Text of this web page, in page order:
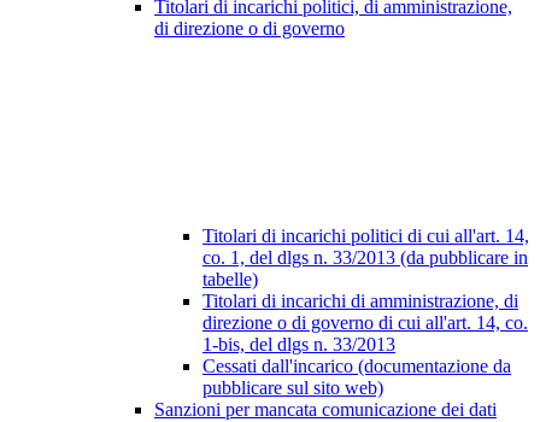
Titolari di incarichi politici, di amministrazione,
di direzione o di governo
Titolari di incarichi politici di cui all'art. 14,
co. 1, del dlgs n. 33/2013 (da pubblicare in
tabelle)
Titolari di incarichi di amministrazione, di
direzione o di governo di cui all'art. 14, co.
1-bis, del dlgs n. 33/2013
Cessati dall'incarico (documentazione da
pubblicare sul sito web)
Sanzioni per mancata comunicazione dei dati